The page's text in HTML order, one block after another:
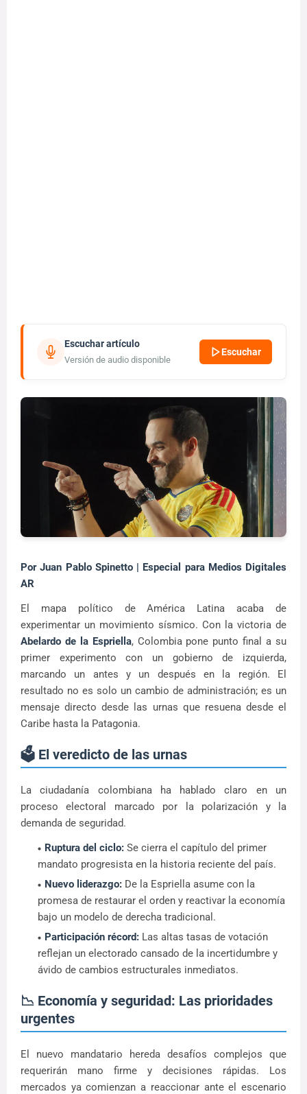
Escuchar artículo
Versión de audio disponible
Escuchar
Por Juan Pablo Spinetto | Especial para Medios Digitales
AR
El mapa político de América Latina acaba de
experimentar un movimiento sísmico. Con la victoria de
Abelardo de la Espriella, Colombia pone punto final a su
primer experimento con un gobierno de izquierda,
marcando un antes y un después en la región. El
resultado no es solo un cambio de administración; es un
mensaje directo desde las urnas que resuena desde el
Caribe hasta la Patagonia.
🗳️ El veredicto de las urnas
La ciudadanía colombiana ha hablado claro en un
proceso electoral marcado por la polarización y la
demanda de seguridad.
Ruptura del ciclo: Se cierra el capítulo del primer
mandato progresista en la historia reciente del país.
Nuevo liderazgo: De la Espriella asume con la
promesa de restaurar el orden y reactivar la economía
bajo un modelo de derecha tradicional.
Participación récord: Las altas tasas de votación
reflejan un electorado cansado de la incertidumbre y
ávido de cambios estructurales inmediatos.
📉 Economía y seguridad: Las prioridades
urgentes
El nuevo mandatario hereda desafíos complejos que
requerirán mano firme y decisiones rápidas. Los
mercados ya comienzan a reaccionar ante el escenario